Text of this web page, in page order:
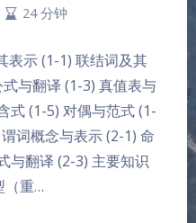
24 分钟
表示 (1-1) 联结词及其
与翻译 (1-3) 真值表与
式 (1-5) 对偶与范式 (1-
词概念与表示 (2-1) 命
与翻译 (2-3) 主要知识
（重…